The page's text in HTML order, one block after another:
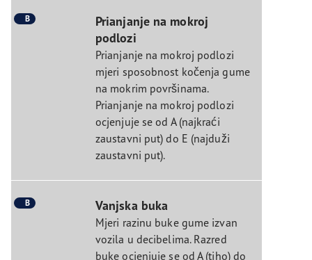
B
Prianjanje na mokroj
podlozi
Prianjanje na mokroj podlozi
mjeri sposobnost kočenja gume
na mokrim površinama.
Prianjanje na mokroj podlozi
ocjenjuje se od A (najkraći
zaustavni put) do E (najduži
zaustavni put).
B Vanjska buka
Mjeri razinu buke gume izvan
vozila u decibelima. Razred
buke ocjenjuje se od A (tiho) do